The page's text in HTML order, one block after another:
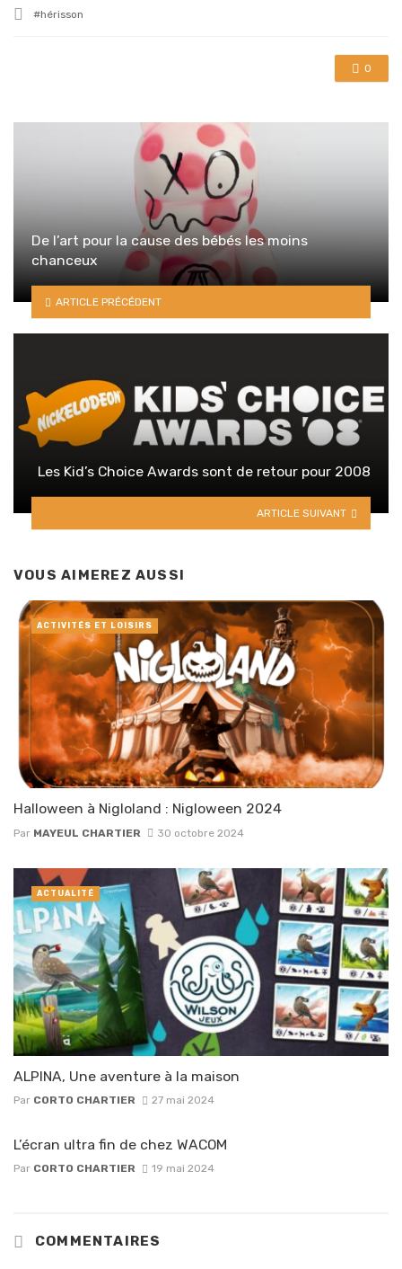
Tagged
hérisson
0
De l’art pour la cause des bébés les moins
chanceux
ARTICLE PRÉCÉDENT
Les Kid’s Choice Awards sont de retour pour 2008
ARTICLE SUIVANT
VOUS AIMEREZ AUSSI
Halloween à Nigloland : Nigloween 2024
Par MAYEUL CHARTIER 30 octobre 2024
ACTIVITÉS ET LOISIRS
ALPINA, Une aventure à la maison
Par CORTO CHARTIER 27 mai 2024
ACTUALITÉ
L’écran ultra fin de chez WACOM
Par CORTO CHARTIER 19 mai 2024
COMMENTAIRES